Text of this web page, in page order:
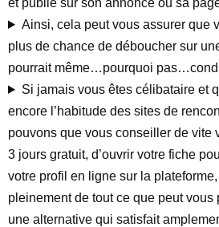
et publié sur son annonce ou sa
Ainsi, cela peut vous assurer que
plus de chance de déboucher sur
pourrait même…pourquoi
Si jamais vous êtes célibataire et
encore l’habitude des sites de
pouvons que vous conseiller de vite
3 jours gratuit, d’ouvrir votre fiche
votre profil en ligne sur la
pleinement de tout ce que peut vous
une alternative qui satisfait